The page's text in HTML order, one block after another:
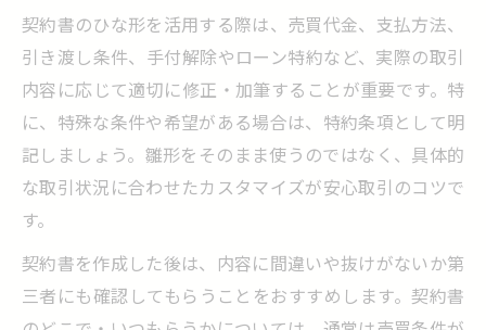
み
特約項目の役割と不動産売却での活用方法
ローン特約や解除条件の具体的な事例紹介
設備や境界に関する特約の注意点を解説
手付解除時の違約金リスクと回避策まとめ
トラブル回避に役立つ契約書読み解き術
曖昧な表現や抜け漏れを指摘する具体例
契約内容を深く理解するための確認リスト
契約書のひな形を活用する際は、売買代金、支払方法、
引き渡し条件、手付解除やローン特約など、実際の取引
内容に応じて適切に修正・加筆することが重要です。特
に、特殊な条件や希望がある場合は、特約条項として明
記しましょう。雛形をそのまま使うのではなく、具体的
な取引状況に合わせたカスタマイズが安心取引のコツで
す。
契約書を作成した後は、内容に間違いや抜けがないか第
三者にも確認してもらうことをおすすめします。契約書